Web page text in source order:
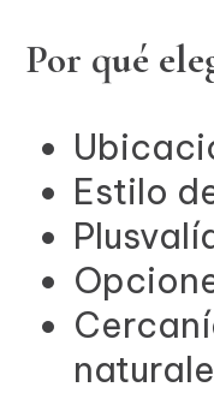
Por qué
Estilo